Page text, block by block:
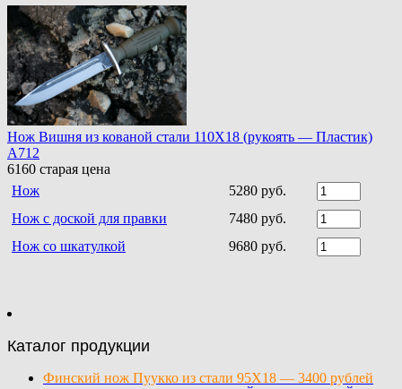
Нож Вишня из кованой стали 110Х18 (рукоять — Пластик)
A712
6160 старая цена
Нож
5280 руб.
Нож с доской для правки
7480 руб.
Нож со шкатулкой
9680 руб.
Каталог продукции
Финский нож Пуукко из стали 95Х18 — 3400 рублей